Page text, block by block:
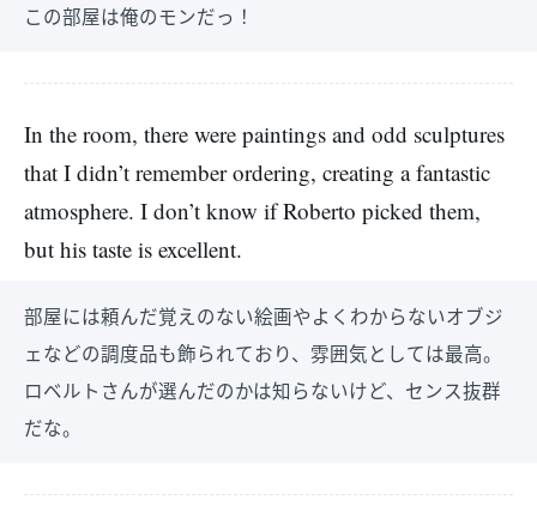
この部屋は俺のモンだっ！
In the room, there were paintings and odd sculptures
that I didn’t remember ordering, creating a fantastic
atmosphere. I don’t know if Roberto picked them,
but his taste is excellent.
部屋には頼んだ覚えのない絵画やよくわからないオブジ
ェなどの調度品も飾られており、雰囲気としては最高。
ロベルトさんが選んだのかは知らないけど、センス抜群
だな。